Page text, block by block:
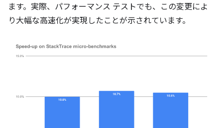
ます。実際、パフォーマンス テストでも、この変更によ
り大幅な高速化が実現したことが示されています。